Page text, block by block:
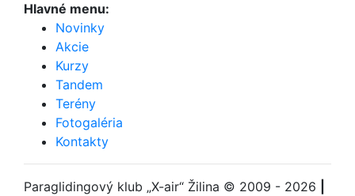
Hlavné menu:
Novinky
Akcie
Kurzy
Tandem
Terény
Fotogaléria
Kontakty
Paraglidingový klub „X-air“ Žilina © 2009 - 2026